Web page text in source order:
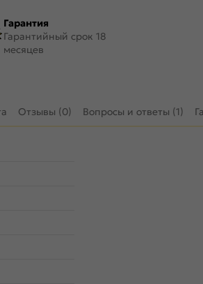
Гарантия
Гарантийный срок 18
месяцев
Отзывы (0) Вопросы и ответы (1)